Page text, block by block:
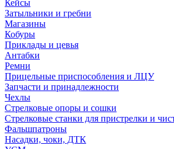
Кейсы
Затыльники и гребни
Магазины
Кобуры
Приклады и цевья
Антабки
Ремни
Прицельные приспособления и ЛЦУ
Запчасти и принадлежности
Чехлы
Стрелковые опоры и сошки
Стрелковые станки для пристрелки и
Фальшпатроны
Насадки, чоки, ДТК